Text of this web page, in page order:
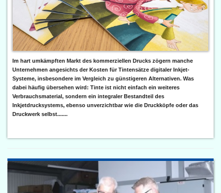
Im hart umkämpften Markt des kommerziellen Drucks zögern manche
Unternehmen angesichts der Kosten für Tintensätze digitaler Inkjet-
Systeme, insbesondere im Vergleich zu günstigeren Alternativen. Was
dabei häufig übersehen wird: Tinte ist nicht einfach ein weiteres
Verbrauchsmaterial, sondern ein integraler Bestandteil des
Inkjetdrucksystems, ebenso unverzichtbar wie die Druckköpfe oder das
Druckwerk selbst.......